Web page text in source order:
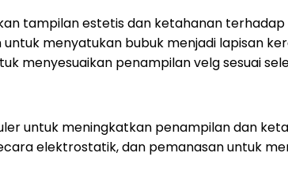
tampilan estetis dan ketahanan
menyatukan bubuk menjadi lapisan
menyesuaikan penampilan velg sesuai
untuk meningkatkan penampilan dan
elektrostatik, dan pemanasan untuk